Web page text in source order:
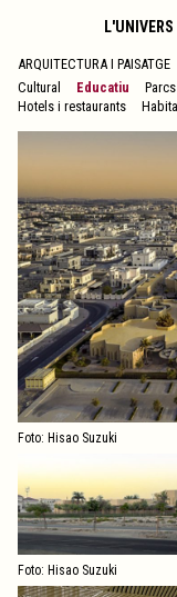
ARQUITECTURA I PAISATGE
Cultural
Educatiu
Hotels i restaurants
Foto: Hisao Suzuki
Foto: Hisao Suzuki